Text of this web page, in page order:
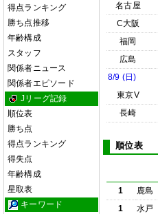
得点ランキング
勝ち点推移
年齢構成
スタッフ
関係者ニュース
関係者エピソード
Jリーグ記録
順位表
勝ち点
得点ランキング
得失点
年齢構成
星取表
キーワード
名古屋
C大阪
福岡
広島
8/9 (日)
東京V
長崎
順位表
1 鹿島
1
水戸